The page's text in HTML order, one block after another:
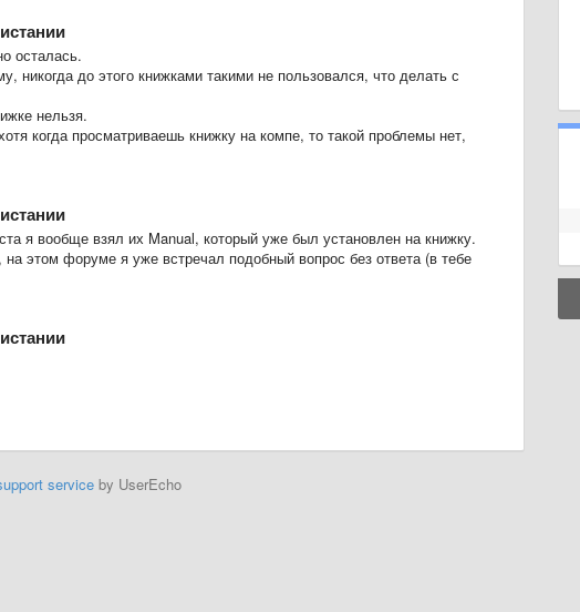
осталась.
никогда до этого книжками такими не пользовался, что делать с
нельзя.
когда просматриваешь книжку на компе, то такой проблемы нет,
я вообще взял их Manual, который уже был установлен на книжку.
этом форуме я уже встречал подобный вопрос без ответа (в тебе
serviceby UserEcho